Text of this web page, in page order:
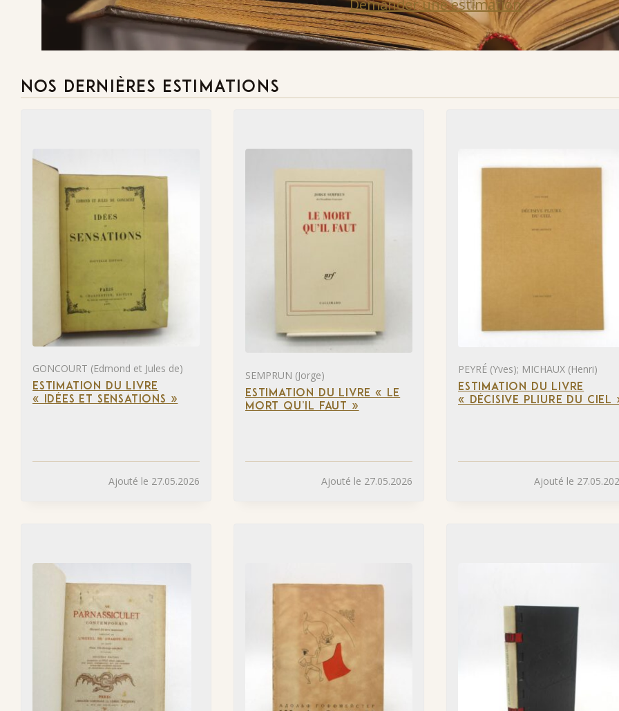
Demander une estimation
NOS DERNIÈRES ESTIMATIONS
GONCOURT (Edmond et Jules de)
ESTIMATION DU LIVRE
« IDÉES ET SENSATIONS »
Ajouté le 27.05.2026
SEMPRUN (Jorge)
ESTIMATION DU LIVRE « LE
MORT QU’IL FAUT »
Ajouté le 27.05.2026
PEYRÉ (Yves); MICHAUX (Henri)
ESTIMATION DU LIVRE
« DÉCISIVE PLIURE DU CIEL
Ajouté le